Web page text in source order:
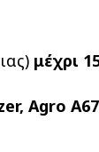
μέχρι
Agro